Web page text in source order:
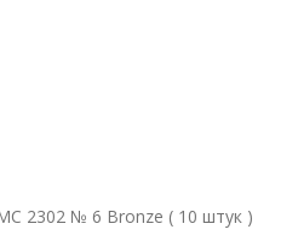
2302 № 6 Bronze ( 10 штук )